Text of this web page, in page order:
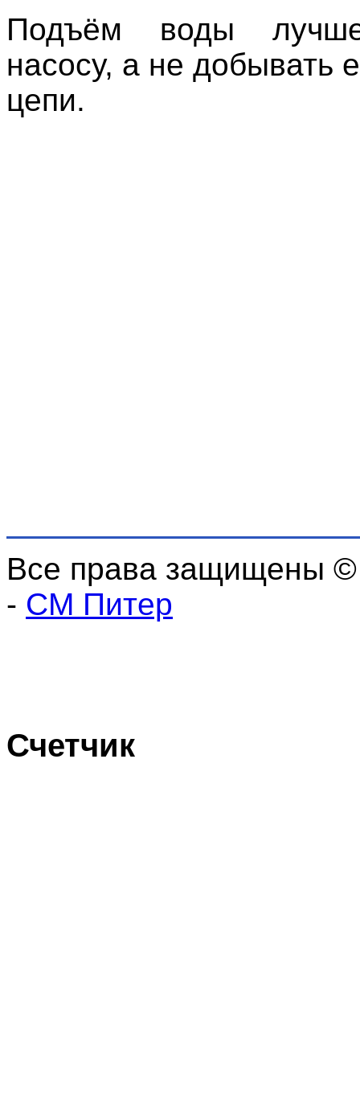
Подъём воды
насосу, а не добывать
цепи.
Все права защищены
- СМ Питер
Счетчик